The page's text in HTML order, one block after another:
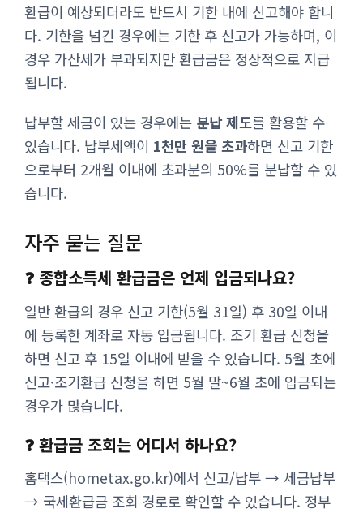
환급이 예상되더라도 반드시 기한 내에 신고해야 합니
다. 기한을 넘긴 경우에는 기한 후 신고가 가능하며, 이
경우 가산세가 부과되지만 환급금은 정상적으로 지급
됩니다.
납부할 세금이 있는 경우에는 분납 제도를 활용할 수
있습니다. 납부세액이 1천만 원을 초과하면 신고 기한
으로부터 2개월 이내에 초과분의 50%를 분납할 수 있
습니다.
자주 묻는 질문
❓ 종합소득세 환급금은 언제 입금되나요?
일반 환급의 경우 신고 기한(5월 31일) 후 30일 이내
에 등록한 계좌로 자동 입금됩니다. 조기 환급 신청을
하면 신고 후 15일 이내에 받을 수 있습니다. 5월 초에
신고·조기환급 신청을 하면 5월 말~6월 초에 입금되는
경우가 많습니다.
❓ 환급금 조회는 어디서 하나요?
홈택스(hometax.go.kr)에서 신고/납부 → 세금납부
→ 국세환급금 조회 경로로 확인할 수 있습니다. 정부